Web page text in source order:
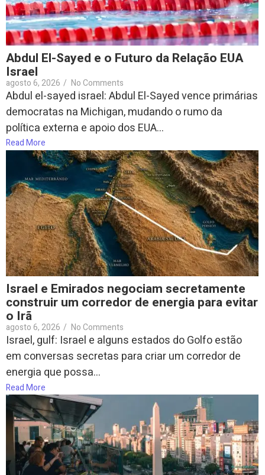
Abdul El-Sayed e o Futuro da Relação EUA
Israel
agosto 6, 2026 / No Comments
Abdul el-sayed israel: Abdul El-Sayed vence primárias
democratas na Michigan, mudando o rumo da
política externa e apoio dos EUA...
Read More
Israel e Emirados negociam secretamente
construir um corredor de energia para evitar
o Irã
agosto 6, 2026 / No Comments
Israel, gulf: Israel e alguns estados do Golfo estão
em conversas secretas para criar um corredor de
energia que possa...
Read More